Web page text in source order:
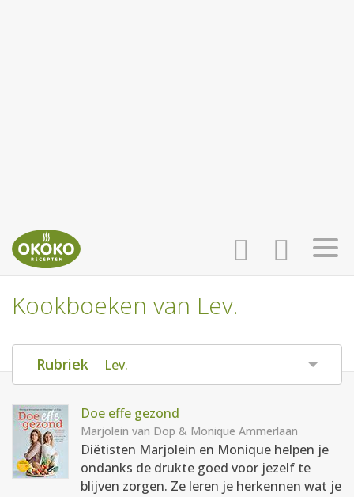
INLOGGEN
AANMELDEN
HOME
WEEKMENU'S
KOOKBOEKEN
Kookboeken van Lev.
Rubriek Lev.
Doe effe gezond
Marjolein van Dop & Monique Ammerlaan
Diëtisten Marjolein en Monique helpen je
ondanks de drukte goed voor jezelf te
blijven zorgen. Ze leren je herkennen wat je